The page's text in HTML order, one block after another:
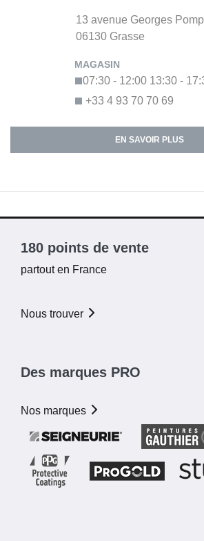
13 avenue Georges
06130 Grasse
+33 4 93 70 70 69
07:30 - 12:00 13:30 -
EN SAVOIR PLUS
180 points de vente
partout en France
Nous trouver
Des marques PRO
Nos marques